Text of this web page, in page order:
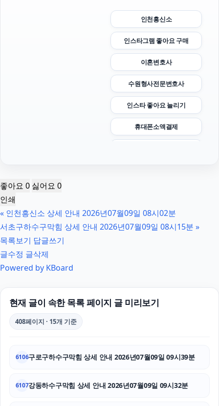
인천흥신소
인스타그램 좋아요 구매
이혼변호사
수원형사전문변호사
인스타 좋아요 늘리기
휴대폰소액결제
강남상간녀소송변호사
인스타그램 좋아요 늘리기
대구흥신소
의정부법률사무소
위자료
좋아요 0 싫어요 0
인쇄
« 인천흥신소 상세 안내 2026년07월09일 08시02분
서초구하수구막힘 상세 안내 2026년07월09일 08시15분 »
목록보기 답글쓰기
글수정 글삭제
Powered by KBoard
현재 글이 속한 목록 페이지 글 미리보기
408페이지 · 15개 기준
6106구로구하수구막힘 상세 안내 2026년07월09일 09시39분
6107강동하수구막힘 상세 안내 2026년07월09일 09시32분